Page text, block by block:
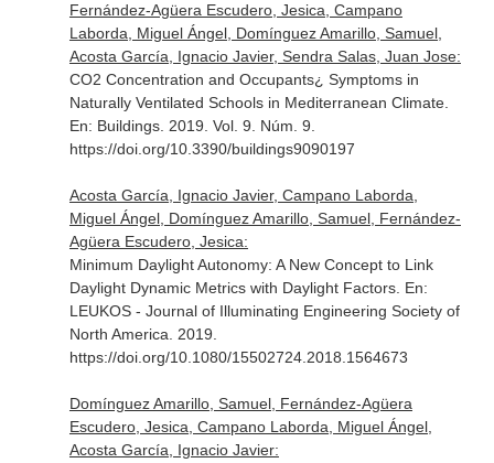
Fernández-Agüera Escudero, Jesica, Campano
Laborda, Miguel Ángel, Domínguez Amarillo, Samuel,
Acosta García, Ignacio Javier, Sendra Salas, Juan Jose:
CO2 Concentration and Occupants¿ Symptoms in
Naturally Ventilated Schools in Mediterranean Climate.
En: Buildings. 2019. Vol. 9. Núm. 9.
https://doi.org/10.3390/buildings9090197
Acosta García, Ignacio Javier, Campano Laborda,
Miguel Ángel, Domínguez Amarillo, Samuel, Fernández-
Agüera Escudero, Jesica:
Minimum Daylight Autonomy: A New Concept to Link
Daylight Dynamic Metrics with Daylight Factors. En:
LEUKOS - Journal of Illuminating Engineering Society of
North America . 2019.
https://doi.org/10.1080/15502724.2018.1564673
Domínguez Amarillo, Samuel, Fernández-Agüera
Escudero, Jesica, Campano Laborda, Miguel Ángel,
Acosta García, Ignacio Javier: